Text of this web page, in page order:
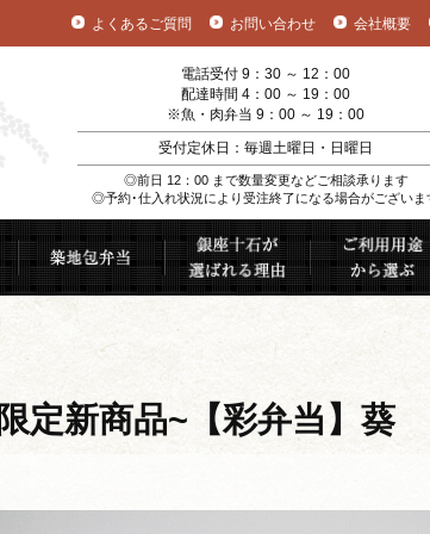
よくあるご質問 お問い合わせ 会社概要
電話受付 9：30 ～ 12：00
配達時間 4：00 ～ 19：00
※魚・肉弁当 9：00 ～ 19：00
受付定休日：毎週土曜日・日曜日
◎前日 12：00 まで数量変更などご相談承ります
◎予約･仕入れ状況により受注終了になる場合がございま
高級弁当 築地包弁当 銀座十石が選
定新商品~【彩弁当】葵